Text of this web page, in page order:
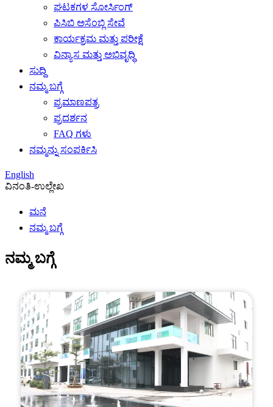
ಘಟಕಗಳ ಸೋರ್ಸಿಂಗ್
ಪಿಸಿಬಿ ಅಸೆಂಬ್ಲಿ ಸೇವೆ
ಕಾರ್ಯಕ್ರಮ ಮತ್ತು ಪರೀಕ್ಷೆ
ವಿನ್ಯಾಸ ಮತ್ತು ಅಭಿವೃದ್ಧಿ
ಸುದ್ದಿ
ನಮ್ಮ ಬಗ್ಗೆ
ಪ್ರಮಾಣಪತ್ರ
ಪ್ರದರ್ಶನ
FAQ ಗಳು
ನಮ್ಮನ್ನು ಸಂಪರ್ಕಿಸಿ
English
ವಿನಂತಿ-ಉಲ್ಲೇಖ
ಮನೆ
ನಮ್ಮ ಬಗ್ಗೆ
ನಮ್ಮ ಬಗ್ಗೆ